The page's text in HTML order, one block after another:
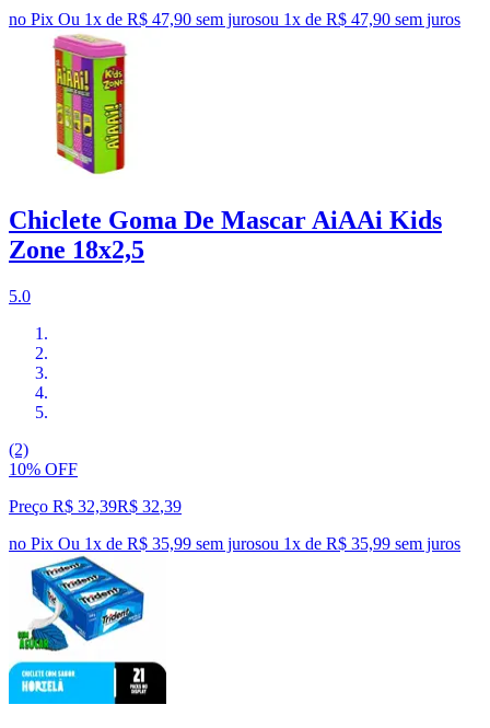
no Pix Ou 1x de R$ 47,90 sem jurosou 1x de R$ 47,90 sem juros
Chiclete Goma De Mascar AiAAi Kids
Zone 18x2,5
5.0
(2)
10% OFF
Preço R$ 32,39R$ 32,39
no Pix Ou 1x de R$ 35,99 sem jurosou 1x de R$ 35,99 sem juros